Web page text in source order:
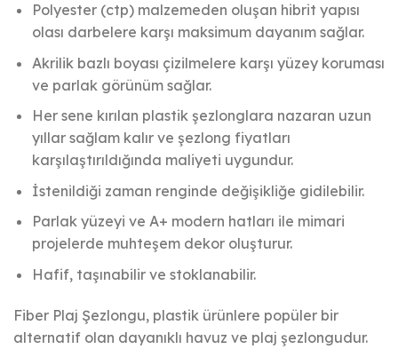
Polyester (ctp) malzemeden oluşan hibrit yapısı
olası darbelere karşı maksimum dayanım sağlar.
Akrilik bazlı boyası çizilmelere karşı yüzey koruması
ve parlak görünüm sağlar.
Her sene kırılan plastik şezlonglara nazaran uzun
yıllar sağlam kalır ve şezlong fiyatları
karşılaştırıldığında maliyeti uygundur.
İstenildiği zaman renginde değişikliğe gidilebilir.
Parlak yüzeyi ve A+ modern hatları ile mimari
projelerde muhteşem dekor oluşturur.
Hafif, taşınabilir ve stoklanabilir.
Fiber Plaj Şezlongu, plastik ürünlere popüler bir
alternatif olan dayanıklı havuz ve plaj şezlongudur.